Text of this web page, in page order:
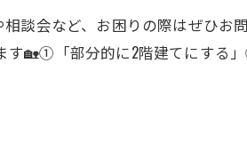
談会など、お困りの際はぜひお
す🏡①「部分的に2階建てにする